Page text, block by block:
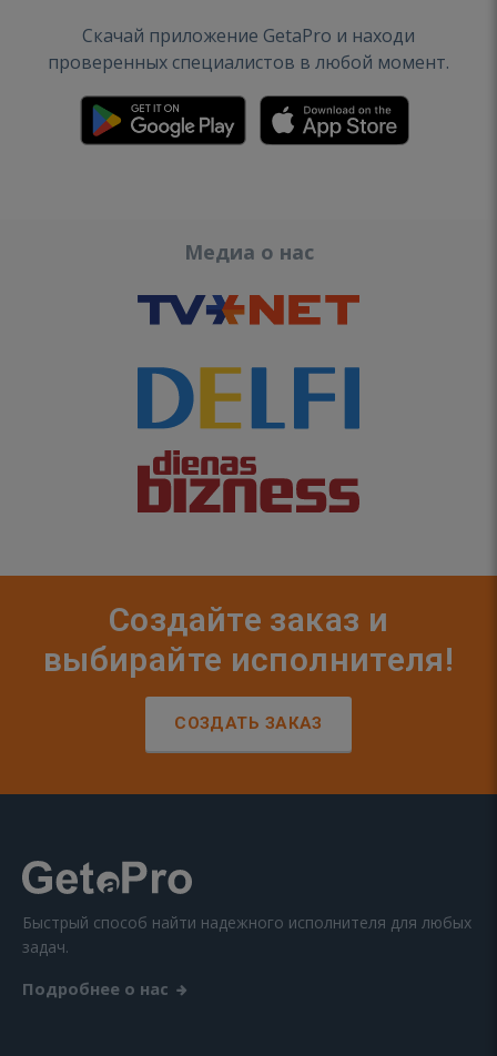
Скачай приложение GetaPro и находи
проверенных специалистов в любой момент.
Медиа о нас
Создайте заказ и
выбирайте исполнителя!
СОЗДАТЬ ЗАКАЗ
Быстрый способ найти надежного исполнителя для любых
задач.
Подробнее о нас